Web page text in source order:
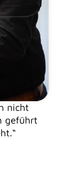
nicht
geführt